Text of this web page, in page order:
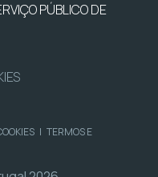
PÚBLICO DE
| TERMOS E